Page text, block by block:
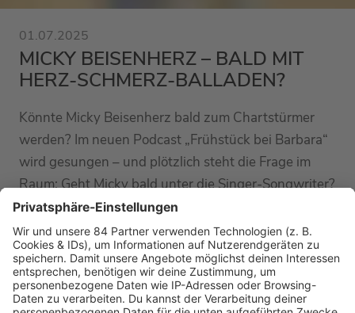
01.07.2025
MICKY BEISENHERZ – BALD MIT
HERZ-SCHMERZ-BALLADEN?
Könnte Micky Beisenherz bald zum Chartstürmer
werden? Im neuen Podcast „Frühstück bei Barbara“
wird gesungen – und plötzlich steht die Frage im
Raum: Geht Micky bald unter die Singer-Songwriter?
MEHR LESEN